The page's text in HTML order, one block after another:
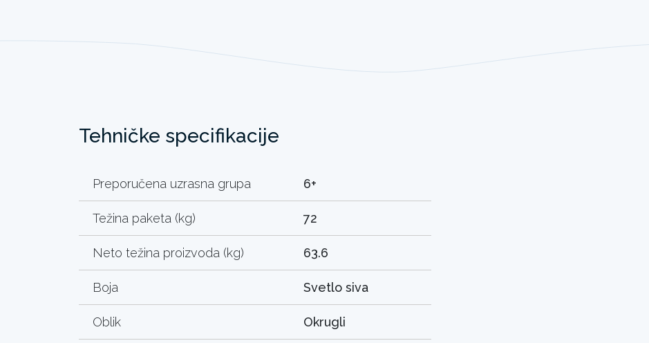
Tehničke specifikacije
Preporučena uzrasna grupa 6+
Težina paketa (kg) 72
Neto težina proizvoda (kg) 63.6
Boja Svetlo siva
Oblik Okrugli